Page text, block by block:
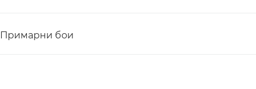
Примарни бои